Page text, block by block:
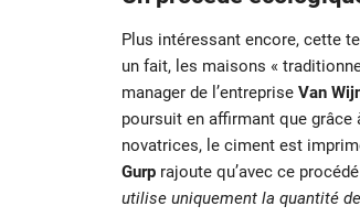
Plus intéressant encore, cette
un fait, les maisons «
manager de l’entreprise Van
poursuit en affirmant que grâce
novatrices, le ciment est
Gurprajoute qu’avec ce procédé
utilise uniquement la quantité